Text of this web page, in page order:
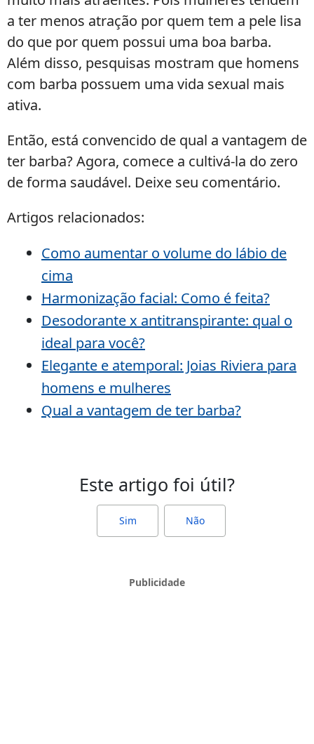
a ter menos atração por quem tem a pele lisa
do que por quem possui uma boa barba.
Além disso, pesquisas mostram que homens
com barba possuem uma vida sexual mais
ativa.
Então, está convencido de qual a vantagem de
ter barba? Agora, comece a cultivá-la do zero
de forma saudável. Deixe seu comentário.
Artigos relacionados:
Como aumentar o volume do lábio de
cima
Harmonização facial: Como é feita?
Desodorante x antitranspirante: qual o
ideal para você?
Elegante e atemporal: Joias Riviera para
homens e mulheres
Qual a vantagem de ter barba?
Este artigo foi útil?
Sim Não